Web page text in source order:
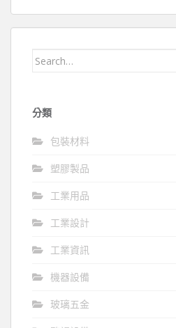
Search
分類
包裝材料
塑膠製品
工業用品
工業設計
工業資訊
機器設備
玻璃五金